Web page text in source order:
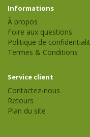
Informations
À propos
Foire aux questions
Politique de
Termes & Conditions
Service client
Contactez-nous
Retours
Plan du site